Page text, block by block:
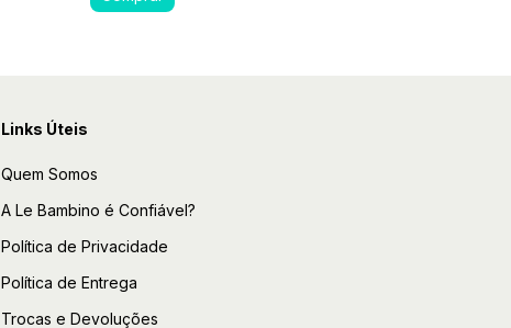
Links Úteis
Quem Somos
A Le Bambino é Confiável?
Política de Privacidade
Política de Entrega
Trocas e Devoluções